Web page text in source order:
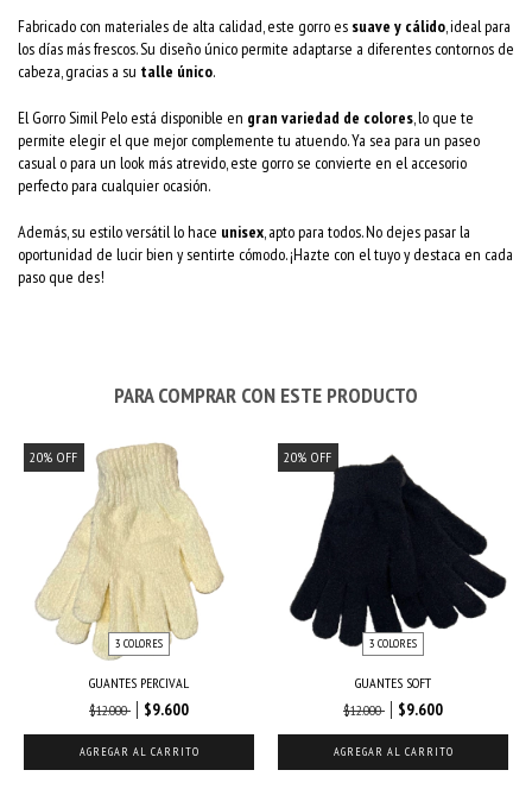
Fabricado con materiales de alta calidad, este gorro es suave y cálido , ideal para
los días más frescos. Su diseño único permite adaptarse a diferentes contornos de
cabeza, gracias a su talle único.
El Gorro Simil Pelo está disponible en gran variedad de colores , lo que te
permite elegir el que mejor complemente tu atuendo. Ya sea para un paseo
casual o para un look más atrevido, este gorro se convierte en el accesorio
perfecto para cualquier ocasión.
Además, su estilo versátil lo hace unisex , apto para todos. No dejes pasar la
oportunidad de lucir bien y sentirte cómodo. ¡Hazte con el tuyo y destaca en cada
paso que des!
PARA COMPRAR CON ESTE PRODUCTO
20% OFF
3 COLORES
GUANTES PERCIVAL
$12.000
$9.600
AGREGAR AL CARRITO
20% OFF
3 COLORES
GUANTES SOFT
$12.000
$9.600
AGREGAR AL CARRITO